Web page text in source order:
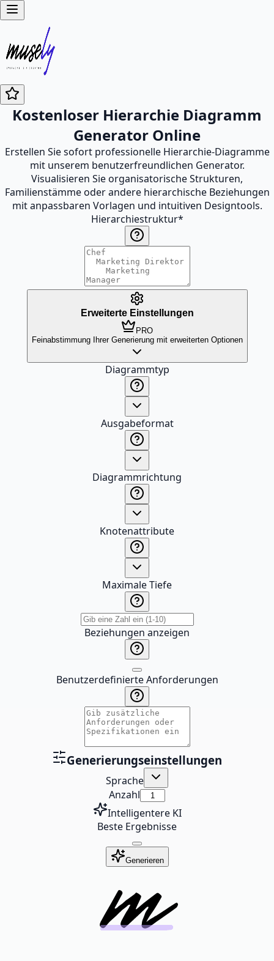
Kostenloser Hierarchie Diagramm
Generator Online
Erstellen Sie sofort professionelle Hierarchie-Diagramme
mit unserem benutzerfreundlichen Generator.
Visualisieren Sie organisatorische Strukturen,
Familienstämme oder andere hierarchische Beziehungen
mit anpassbaren Vorlagen und intuitiven Designtools.
Hierarchiestruktur*
Erweiterte Einstellungen
PRO
Feinabstimmung Ihrer Generierung mit erweiterten Optionen
Diagrammtyp
Ausgabeformat
Diagrammrichtung
Knotenattribute
Maximale Tiefe
Beziehungen anzeigen
Benutzerdefinierte Anforderungen
Generierungseinstellungen
Sprache
Anzahl
Intelligentere KI
Beste Ergebnisse
Generieren